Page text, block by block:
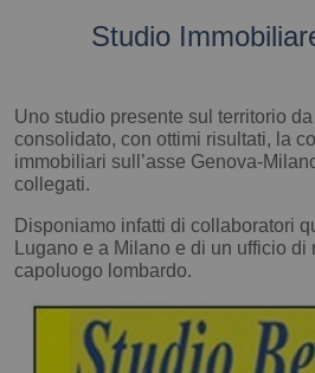
Studio
Uno studio presente sul territorio
consolidato, con ottimi risultati, la
immobiliari sull’asse Genova-
collegati.
Disponiamo infatti di collaboratori
Lugano e a Milano e di un ufficio di
capoluogo lombardo.